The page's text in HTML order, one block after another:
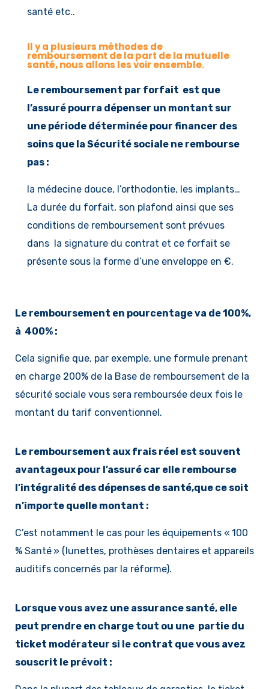
santé etc..
Il y a plusieurs méthodes de
remboursement de la part de la mutuelle
santé, nous allons les voir ensemble.
Le remboursement par forfait est que
l’assuré pourra dépenser un montant sur
une période déterminée pour financer des
soins que la Sécurité sociale ne rembourse
pas :
la médecine douce, l’orthodontie, les implants…
La durée du forfait, son plafond ainsi que ses
conditions de remboursement sont prévues
dans la signature du contrat et ce forfait se
présente sous la forme d’une enveloppe en €.
Le remboursement en pourcentage va de 100%,
à 400% :
Cela signifie que, par exemple, une formule prenant
en charge 200% de la Base de remboursement de la
sécurité sociale vous sera remboursée deux fois le
montant du tarif conventionnel.
Le remboursement aux frais réel est souvent
avantageux pour l’assuré car elle rembourse
l’intégralité des dépenses de santé,que ce soit
n’importe quelle montant :
C’est notamment le cas pour les équipements « 100
% Santé » (lunettes, prothèses dentaires et appareils
auditifs concernés par la réforme).
Lorsque vous avez une assurance santé, elle
peut prendre en charge tout ou une partie du
ticket modérateur si le contrat que vous avez
souscrit le prévoit :